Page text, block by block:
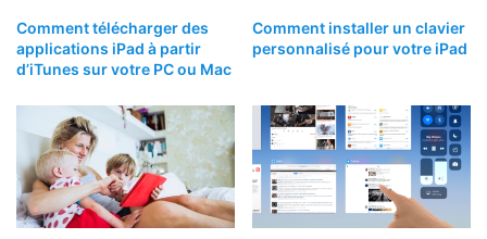
Comment télécharger des
applications iPad à partir
d’iTunes sur votre PC ou Mac
Comment installer un clavier
personnalisé pour votre iPad